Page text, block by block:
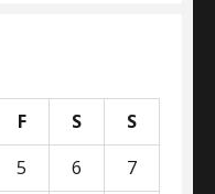
F S
S
5 6 7